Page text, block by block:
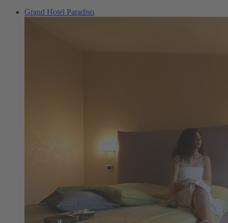
Grand Hotel Paradiso